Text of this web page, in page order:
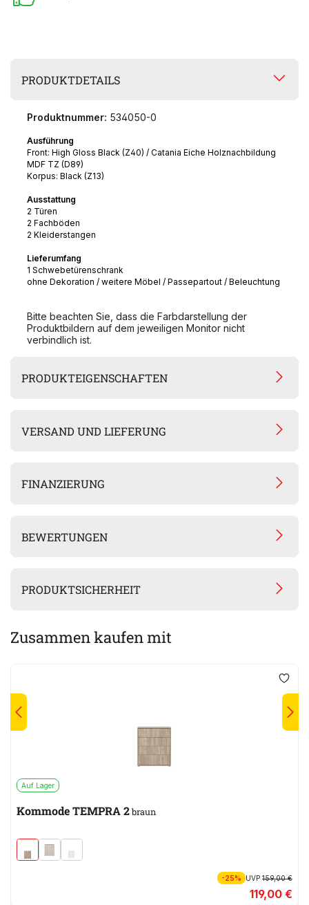
PRODUKTDETAILS
Produktnummer: 534050-0
Ausführung
Front: High Gloss Black (Z40) / Catania Eiche Holznachbildung
MDF TZ (D89)
Korpus: Black (Z13)
Ausstattung
2 Türen
2 Fachböden
2 Kleiderstangen
Lieferumfang
1 Schwebetürenschrank
ohne Dekoration / weitere Möbel / Passepartout / Beleuchtung
Bitte beachten Sie, dass die Farbdarstellung der
Produktbildern auf dem jeweiligen Monitor nicht
verbindlich ist.
PRODUKTEIGENSCHAFTEN
VERSAND UND LIEFERUNG
FINANZIERUNG
BEWERTUNGEN
PRODUKTSICHERHEIT
Zusammen kaufen mit
Auf Lager
Kommode TEMPRA 2braun
-25% UVP159,00 €
119,00 €